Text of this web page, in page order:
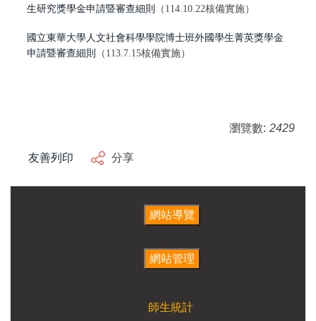
生研究獎學金申請暨審查細則
（114.10.22核備實施）
國立東華大學人文社會科學學院博士班外國學生菁英獎學金
申請暨審查細則
（113.7.15核備實施）
瀏覽數: 2429
友善列印 分享
師生統計